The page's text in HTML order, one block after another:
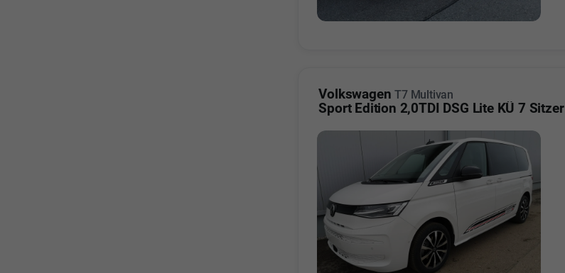
Volkswagen T7 Multivan
Sport Edition 2,0TDI DSG Lite KÜ 7 Sitzer